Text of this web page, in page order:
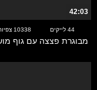
42:03
44 לייקים 10338 צפיות
מבוגרת פצצה עם גוף